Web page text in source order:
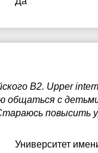
B2. Upper
общаться с
повысить
Университет